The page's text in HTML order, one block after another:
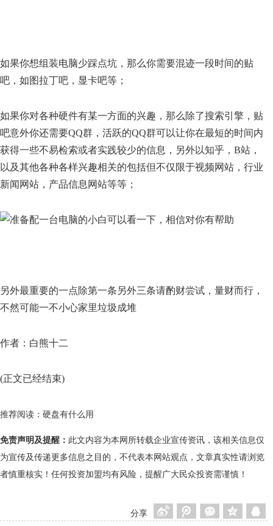
如果你想组装电脑少踩点坑，那么你需要混迹一段时间的贴
吧，如图拉丁吧，显卡吧等；
如果你对各种硬件有某一方面的兴趣，那么除了搜索引擎，贴
吧意外你还需要QQ群，活跃的QQ群可以让你在最短的时间内
获得一些不易检索或者实践较少的信息，另外以知乎，B站，
以及其他各种各样兴趣相关的包括但不仅限于视频网站，行业
新闻网站，产品信息网站等等；
另外最重要的一点除第一条另外三条请酌财尝试，量财而行，
不然可能一不小心家里垃圾成堆
作者：白熊十二
(正文已经结束)
推荐阅读： 硬盘有什么用
免责声明及提醒： 此文内容为本网所转载企业宣传资讯，该相关信息仅
为宣传及传递更多信息之目的，不代表本网站观点，文章真实性请浏览
者慎重核实！任何投资加盟均有风险，提醒广大民众投资需谨慎！
分享